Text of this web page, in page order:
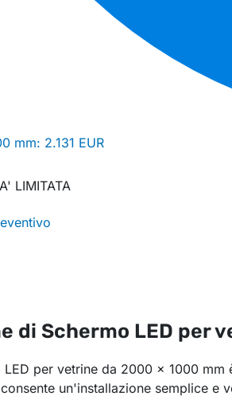
mm: 2.131 EUR
LIMITATA
di Schermo LED per
LED per vetrine da 2000 x 1000
un'installazione semplice e